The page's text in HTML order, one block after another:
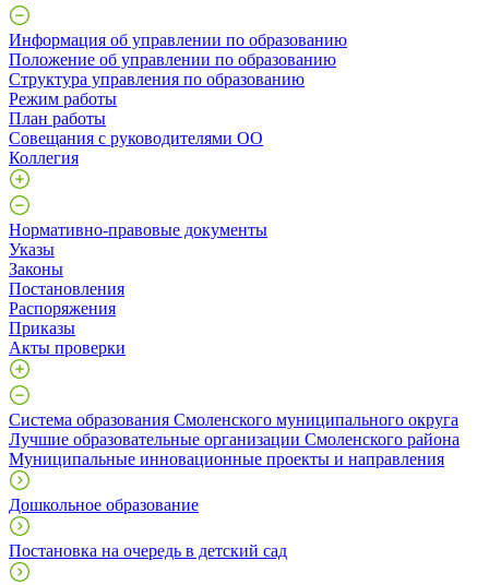
Информация об управлении по образованию
Положение об управлении по образованию
Структура управления по образованию
Режим работы
План работы
Совещания с руководителями ОО
Коллегия
Нормативно-правовые документы
Указы
Законы
Постановления
Распоряжения
Приказы
Акты проверки
Система образования Смоленского муниципального округа
Лучшие образовательные организации Смоленского района
Муниципальные инновационные проекты и направления
Дошкольное образование
Постановка на очередь в детский сад